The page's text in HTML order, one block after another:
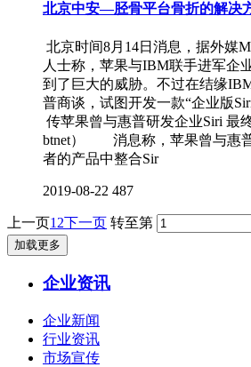
北京中安—胫骨平台骨折的解决
北京时间8月14日消息，据外媒
人士称，苹果与IBM联手进军企
到了巨大的威胁。不过在结缘
普商谈，试图开发一款“企业版
传苹果曾与惠普研发企业Siri 最
btnet） 消息称，苹果曾与惠
者的产品中整合Sir
2019-08-22 487
上一页1 2下一页 转至第
加载更多
企业资讯
企业新闻
行业资讯
市场宣传